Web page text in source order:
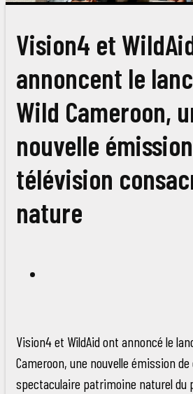
Vision4 et
annoncent le
Wild Cameroon,
nouvelle
télévision
nature
Vision4 et WildAid ont annoncé le
Cameroon, une nouvelle émission
spectaculaire patrimoine naturel du